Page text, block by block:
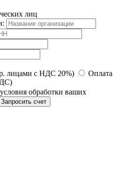
лиц
лицами с НДС 20%)
Оплата
обработки ваших